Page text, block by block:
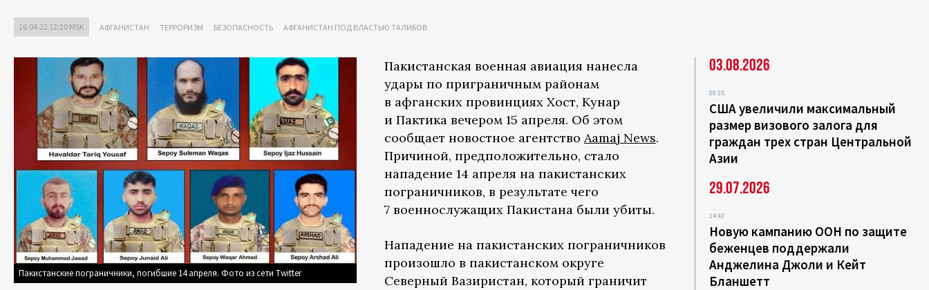
16.04.22 12:20 MSK АФГАНИСТАН ТЕРРОРИЗМ БЕЗОПАСНОСТЬ АФГАНИСТАН ПОД ВЛАСТЬЮ ТАЛИБОВ
Пакистанские пограничники, погибшие 14 апреля. Фото из сети Twitter
Пакистанская военная авиация нанесла
удары по приграничным районам
в афганских провинциях Хост, Кунар
и Пактика вечером 15 апреля. Об этом
сообщает новостное агентство Aamaj News.
Причиной, предположительно, стало
нападение 14 апреля на пакистанских
пограничников, в результате чего
7 военнослужащих Пакистана были убиты.
Нападение на пакистанских пограничников
произошло в пакистанском округе
Северный Вазиристан, который граничит
03.08.2026
08:35
США увеличили максимальный
размер визового залога для
граждан трех стран Центральной
Азии
29.07.2026
14:43
Новую кампанию ООН по защите
беженцев поддержали
Анджелина Джоли и Кейт
Бланшетт